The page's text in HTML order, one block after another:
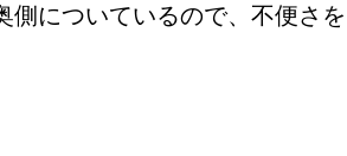
側についているので、不便さを